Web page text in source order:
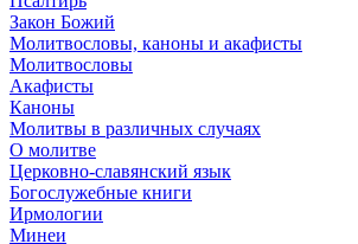
Закон Божий
Молитвословы, каноны и акафисты
Молитвословы
Акафисты
Каноны
Молитвы в различных случаях
О молитве
Церковно-славянский язык
Богослужебные книги
Ирмологии
Минеи